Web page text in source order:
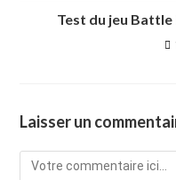
Test du jeu
Laisser un
Comment